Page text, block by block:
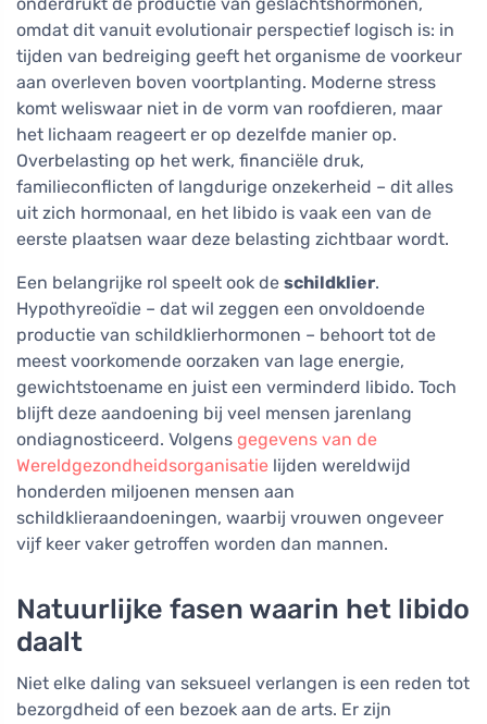
onderdrukt de productie van geslachtshormonen,
omdat dit vanuit evolutionair perspectief logisch is: in
tijden van bedreiging geeft het organisme de voorkeur
aan overleven boven voortplanting. Moderne stress
komt weliswaar niet in de vorm van roofdieren, maar
het lichaam reageert er op dezelfde manier op.
Overbelasting op het werk, financiële druk,
familieconflicten of langdurige onzekerheid – dit alles
uit zich hormonaal, en het libido is vaak een van de
eerste plaatsen waar deze belasting zichtbaar wordt.
Een belangrijke rol speelt ook de schildklier.
Hypothyreoïdie – dat wil zeggen een onvoldoende
productie van schildklierhormonen – behoort tot de
meest voorkomende oorzaken van lage energie,
gewichtstoename en juist een verminderd libido. Toch
blijft deze aandoening bij veel mensen jarenlang
ondiagnosticeerd. Volgens gegevens van de
Wereldgezondheidsorganisatie lijden wereldwijd
honderden miljoenen mensen aan
schildklieraandoeningen, waarbij vrouwen ongeveer
vijf keer vaker getroffen worden dan mannen.
Natuurlijke fasen waarin het libido
daalt
Niet elke daling van seksueel verlangen is een reden tot
bezorgdheid of een bezoek aan de arts. Er zijn